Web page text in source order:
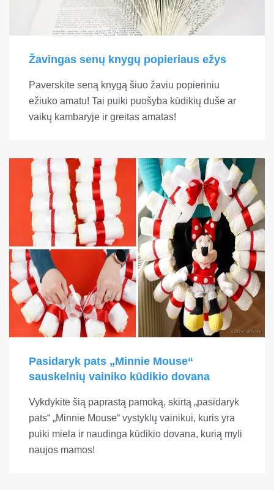
Žavingas senų knygų popieriaus ežys
Paverskite seną knygą šiuo žaviu popieriniu
ežiuko amatu! Tai puiki puošyba kūdikių duše ar
vaikų kambaryje ir greitas amatas!
Pasidaryk pats „Minnie Mouse“
sauskelnių vainiko kūdikio dovana
Vykdykite šią paprastą pamoką, skirtą „pasidaryk
pats“ „Minnie Mouse“ vystyklų vainikui, kuris yra
puiki miela ir naudinga kūdikio dovana, kurią myli
naujos mamos!